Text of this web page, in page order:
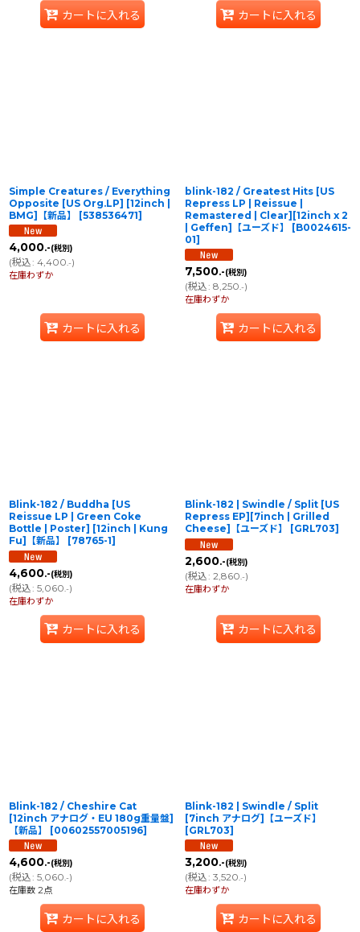
カートに入れる カートに入れる
Simple Creatures / Everything
Opposite [US Org.LP] [12inch |
BMG]【新品】
[538536471]
4,000.-(税別)
(税込: 4,400.-)
在庫わずか
カートに入れる
blink-182 / Greatest Hits [US
Repress LP | Reissue |
Remastered | Clear][12inch x 2
| Geffen]【ユーズド】
[B0024615-
01]
7,500.-(税別)
(税込: 8,250.-)
在庫わずか
カートに入れる
Blink-182 / Buddha [US
Reissue LP | Green Coke
Bottle | Poster] [12inch | Kung
Fu]【新品】
[78765-1]
4,600.-(税別)
(税込: 5,060.-)
在庫わずか
カートに入れる
Blink-182 | Swindle / Split [US
Repress EP][7inch | Grilled
Cheese]【ユーズド】
[GRL703]
2,600.-(税別)
(税込: 2,860.-)
在庫わずか
カートに入れる
Blink-182 / Cheshire Cat
[12inch アナログ・EU 180g重量盤]
【新品】
[00602557005196]
4,600.-(税別)
(税込: 5,060.-)
在庫数 2点
カートに入れる
Blink-182 | Swindle / Split
[7inch アナログ]【ユーズド】
[GRL703]
3,200.-(税別)
(税込: 3,520.-)
在庫わずか
カートに入れる